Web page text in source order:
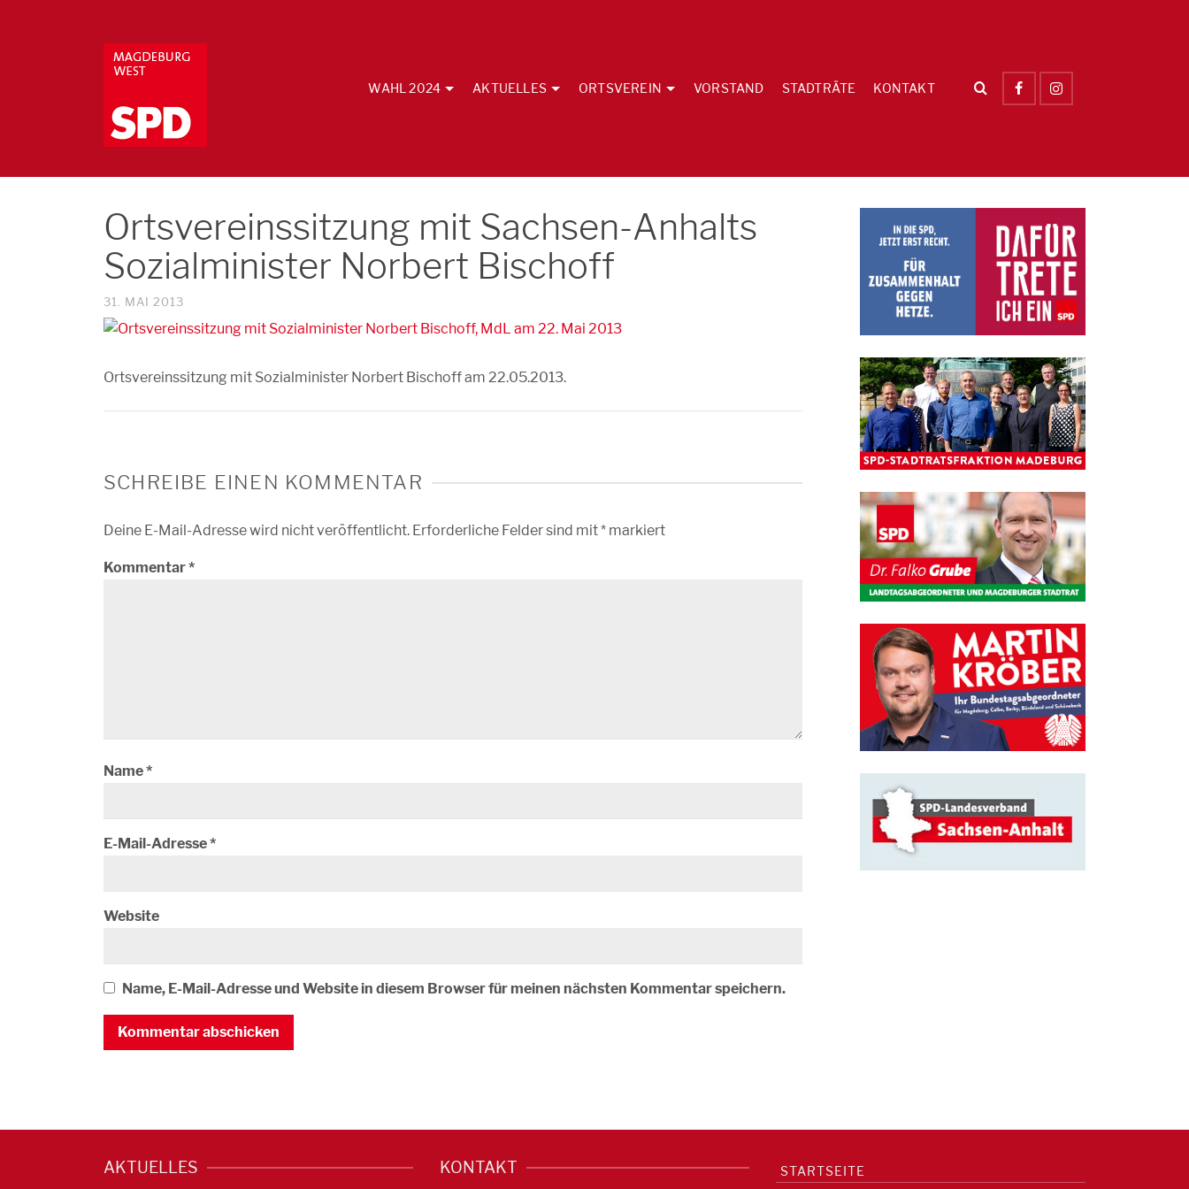
WAHL 2024 AKTUELLES ORTSVEREIN VORSTAND STADTRÄTE KONTAKT
Ortsvereinssitzung mit Sachsen-Anhalts
Sozialminister Norbert Bischoff
31. MAI 2013
Ortsvereinssitzung mit Sozialminister Norbert Bischoff am 22.05.2013.
SCHREIBE EINEN KOMMENTAR
Deine E-Mail-Adresse wird nicht veröffentlicht. Erforderliche Felder sind mit* markiert
Kommentar*
Name*
E-Mail-Adresse*
Website
Name, E-Mail-Adresse und Website in diesem Browser für meinen nächsten Kommentar speichern.
AKTUELLES KONTAKT STARTSEITE